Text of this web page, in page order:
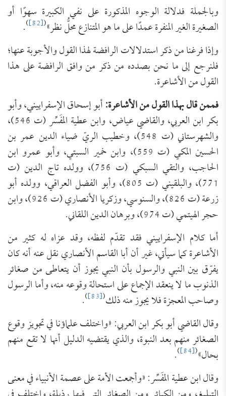
وبالجملة فدلالة الوجوه المذكورة على نفي الكبيرة سهوًا أو
الصغيرة الغير المنفرة عمدًا على ما هو المتنازع محلُّ نظر»(
[82]
)
.
وإذا فرغنا من ذكر استدلالات الرافضة لهذا القول والأجوبة عنها؛
فلنرجع إلى ما نحن بصدده من ذكر من وافق الرافضة على هذا
القول من الأشاعرة.
فممن قال بهذا القول من الأشاعرة:أبو إسحاق الإسفراييني، وأبو
بكر ابن العربي، والقاضي عياض، وابن عطية المفَسِّر (ت 546)،
والشهرستاني (ت 548)، وخطيب الريّ ضياء الدين عمر بن
الحسين المكي (ت 559)، وابن خمير السبتي، وأبو عمرو ابن
الحاجب، والتقي السبكي (ت 756)، وولده تاج الدين (ت
771)، والبلقيني (ت 805)، وأبو الفضل العراقي، وولده أبو
زرعة (ت 826)، والسنوسي، وزكريا الأنصاري (ت 926)، وابن
حجر الهيتمي (ت 974)، وبرهان الدين اللقاني.
أما كلام الإسفراييني فقد تقدّم لفظه، وقد عزاه له كثير من
الأشاعرة كما سيأتي، غير أن أبا القاسم الأنصاري نقل عنه أنه كان
يفرّق بين النبي والرسول بأن النبي يجوز أن يتعاطى من صغائر
الذنوب ما لا ينعقد الإجماع على استحالة وقوعه منه، وأما الرسول
وصاحب المعجزة فلا يجوز منه ذلك(
[83]
)
.
وقال القاضي أبو بكر ابن العربي: «واختلف علماؤنا في تجويز وقوع
الصغائر منهم بعد النبوة، والذي يقتضيه الدليل أنها لا تقع منهم
بحال»(
[84]
)
.
وقال ابن عطية المفَسِّر: «وأجمعت الأمة على عصمة الأنبياء في معنى